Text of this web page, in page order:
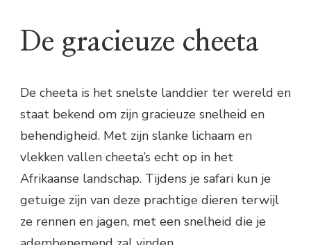
De gracieuze cheeta
De cheeta is het snelste landdier ter wereld en
staat bekend om zijn gracieuze snelheid en
behendigheid. Met zijn slanke lichaam en
vlekken vallen cheeta’s echt op in het
Afrikaanse landschap. Tijdens je safari kun je
getuige zijn van deze prachtige dieren terwijl
ze rennen en jagen, met een snelheid die je